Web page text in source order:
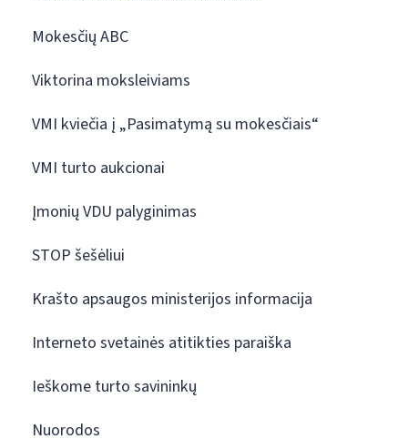
Mokesčių ABC
Viktorina moksleiviams
VMI kviečia į „Pasimatymą su mokesčiais“
VMI turto aukcionai
Įmonių VDU palyginimas
STOP šešėliui
Krašto apsaugos ministerijos informacija
Interneto svetainės atitikties paraiška
Ieškome turto savininkų
Nuorodos